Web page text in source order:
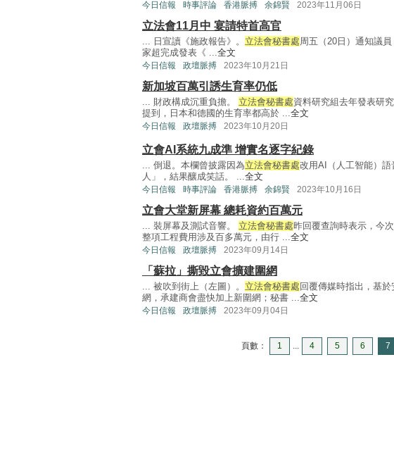
今日信報 時事評論 香港脈搏 余錦賢 2023年11月06日
立法會11月中 宴請特首高官
... 日宣讀《施政報告》。 立法會秘書處 周五（20日）通知議
家超完成發表《 ... 全文
今日信報 政壇脈搏 2023年10月21日
新加坡百萬引誘生育率仍低
... 財政構成沉重負擔。 立法會秘書處資料研究組去年發表研
提到，日本和德國的生育率都高於 ... 全文
今日信報 政壇脈搏 2023年10月20日
立會AI系統九成準 增實名逐字紀錄
... 倒退。本欄曾披露因為立法會秘書處改用AI（人工智能）
人」，結果釀成笑話。 ... 全文
今日信報 時事評論 香港脈搏 余錦賢 2023年10月16日
立會大堂新屏幕 總耗資約百萬元
... 裝屏幕及測試音響。 立法會秘書處昨回覆查詢時表示，今
整項工程費用涉及百多萬元，由行 ... 全文
今日信報 政壇脈搏 2023年09月14日
「蘇拉」撕毀立會擴建圍網
... 被吹到街上（左圖）。 立法會秘書處回覆傳媒時指出，基
網，承建商會盡快加上新圍網；秘書 ... 全文
今日信報 政壇脈搏 2023年09月04日
頁數： 1 4 5 6 7